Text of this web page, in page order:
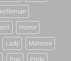
Horror
Lady Matrose
Pop Pride